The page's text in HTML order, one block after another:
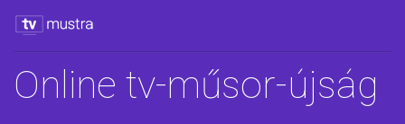
Online tv-műsor-újság